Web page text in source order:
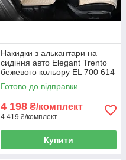
Накидки з алькантари на
сидіння авто Elegant Trento
бежевого кольору EL 700 614
Готово до відправки
4 198 ₴/комплект
4 419 ₴/комплект
Купити